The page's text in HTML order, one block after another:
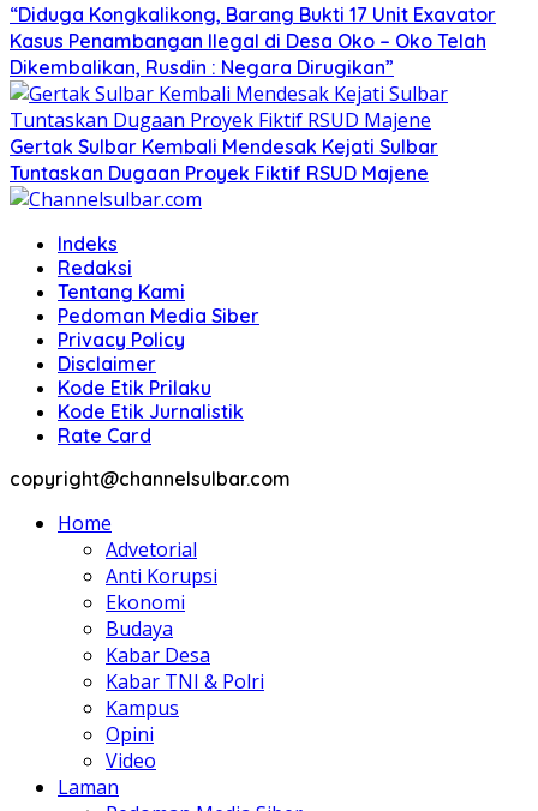
“Diduga Kongkalikong, Barang Bukti 17 Unit Exavator
Kasus Penambangan Ilegal di Desa Oko – Oko Telah
Dikembalikan, Rusdin : Negara Dirugikan”
Gertak Sulbar Kembali Mendesak Kejati Sulbar
Tuntaskan Dugaan Proyek Fiktif RSUD Majene
Indeks
Redaksi
Tentang Kami
Pedoman Media Siber
Privacy Policy
Disclaimer
Kode Etik Prilaku
Kode Etik Jurnalistik
Rate Card
copyright@channelsulbar.com
Home
Advetorial
Anti Korupsi
Ekonomi
Budaya
Kabar Desa
Kabar TNI & Polri
Kampus
Opini
Video
Laman